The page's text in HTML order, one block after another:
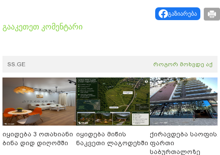
გაზიარება
გააკეთეთ კომენტარი
SS.GE როგორ მოხვდე აქ
იყიდება 3 ოთახიანი
ბინა დიდ დიღომში
იყიდება მიწის
ნაკვეთი ლაგოდეხში
ქირავდება
ფართი
საბურთალოზე